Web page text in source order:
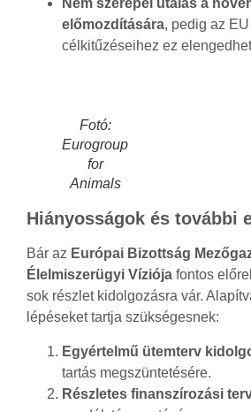
Nem szerepel utalás a
előmozdítására, pedig az
célkitűzéseihez ez
Fotó:
Eurogroup
for
Animals
Hiányosságok és további
Bár az Európai Bizottság
Élelmiszerügyi Víziója fontos
sok részlet kidolgozásra vár.
lépéseket tartja szükségesnek:
Egyértelmű ütemterv
tartás megszüntetésére.
Részletes finanszírozási